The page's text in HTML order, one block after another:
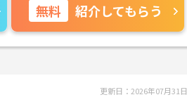
無料 紹介してもらう
更新日：2026年07月31日